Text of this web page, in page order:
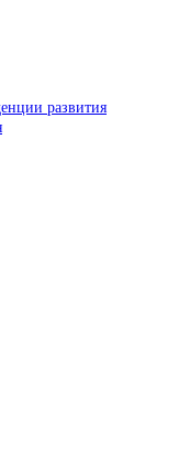
развития